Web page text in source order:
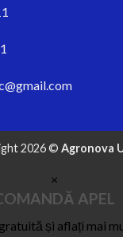
2026 © Agronova
×
APEL
și aflați mai